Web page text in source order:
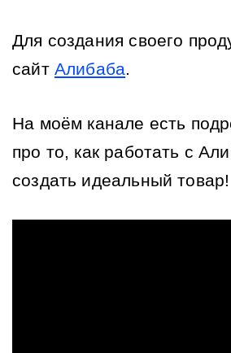
Для создания своего
сайт Алибаба.
На моём канале есть
про то, как работать с
создать идеальный товар!